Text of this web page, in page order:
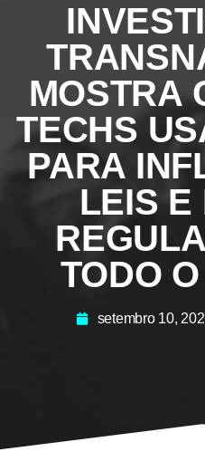
MOSTRA
TECHS
PARA
LEIS E
TODO
setembro 10,